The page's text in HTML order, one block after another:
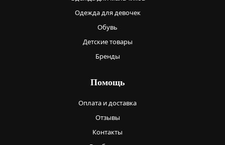
Одежда для девочек
Обувь
Детские товары
Бренды
Помощь
Оплата и доставка
Отзывы
Контакты